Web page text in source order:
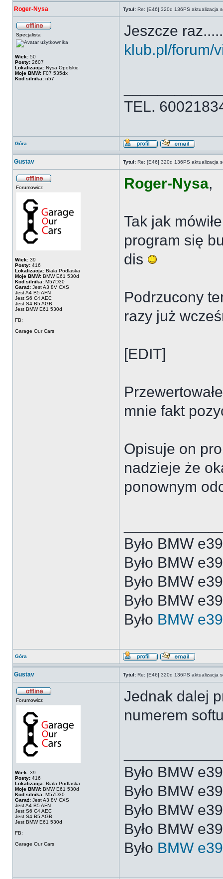
Roger-Nysa Tytuł: Re: [E46] 320d 136PS aktualizacja
Specjalista
Wiek: 50
Posty: 2607
Lokalizacja: Nysa Opolskie
Moje BMW: F07 535dx
Kod silnika: n57
Jeszcze
klub.pl/forum/
TEL.
Góra
Gustav Tytuł: Re: [E46] 320d 136PS aktualizacja
Forumowicz
Wiek: 39
Posty: 416
Lokalizacja: Biała Podlaska
Moje BMW: BMW E61 530d
Kod silnika: M57D30
Garaż: Jest A3 8V CXS
Jest A4 B5 AFN
Jest S6 C4 AEC
Jest S4 B5 AGB
Jest BMW E61 530d
FB:
Garage Our Cars
Roger-Nysa,
Tak jak
program się
dis
Podrzucony
razy już
[EDIT]
mnie fakt
Opisuje on
nadzieje że
ponownym
Było BMW
Było BMW
Było BMW
Było BMW
Było BMW
Góra
Gustav Tytuł: Re: [E46] 320d 136PS aktualizacja
Forumowicz
Wiek: 39
Posty: 416
Lokalizacja: Biała Podlaska
Moje BMW: BMW E61 530d
Kod silnika: M57D30
Garaż: Jest A3 8V CXS
Jest A4 B5 AFN
Jest S6 C4 AEC
Jest S4 B5 AGB
Jest BMW E61 530d
FB:
Garage Our Cars
Jednak dalej
numerem
Było BMW
Było BMW
Było BMW
Było BMW
Było BMW